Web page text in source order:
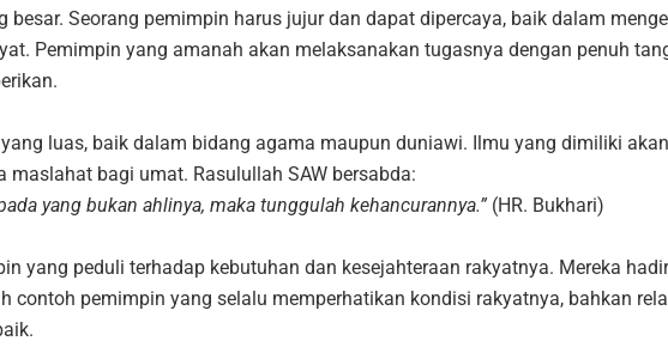
Seorang pemimpin harus jujur dan dapat dipercaya, baik dalam
Pemimpin yang amanah akan melaksanakan tugasnya dengan penuh
luas, baik dalam bidang agama maupun duniawi. Ilmu yang dimiliki
bagi umat. Rasulullah SAW bersabda:
yang bukan ahlinya, maka tunggulah kehancurannya.” (HR. Bukhari)
yang peduli terhadap kebutuhan dan kesejahteraan rakyatnya. Mereka
contoh pemimpin yang selalu memperhatikan kondisi rakyatnya, bahkan